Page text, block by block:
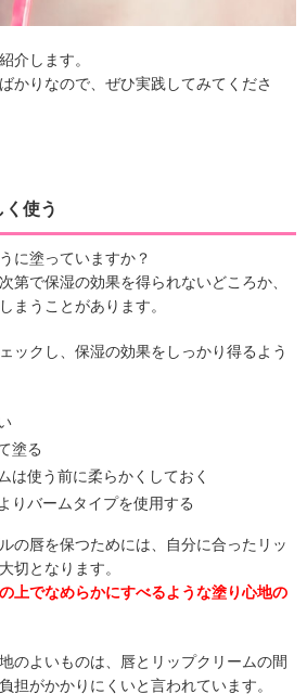
介します。
かりなので、ぜひ実践してみてくださ
使う
に塗っていますか？
第で保湿の効果を得られないどころか、
まうことがあります。
ックし、保湿の効果をしっかり得るよう
塗る
は使う前に柔らかくしておく
りバームタイプを使用する
の唇を保つためには、自分に合ったリッ
切となります。
上でなめらかにすべるような塗り心地の
のよいものは、唇とリップクリームの間
担がかかりにくいと言われています。